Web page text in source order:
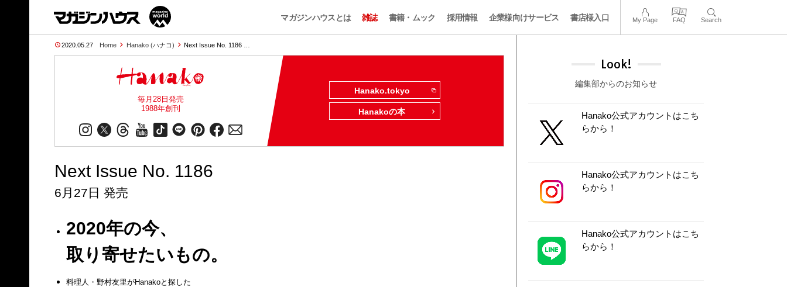
マガジンハウスとは 雑誌 書籍・ムック 採用情報 企業様向けサービス 書店様入口 My Page FAQ Search
2020.05.27 Home Hanako (ハナコ) Next Issue No. 1186 …
毎月28日発売
1988年創刊
Hanako.tokyo
Hanakoの本
Next Issue No. 1186
6月27日 発売
2020年の今、
取り寄せたいもの。
料理人・野村友里がHanakoと探した
Look!
編集部からのお知らせ
Hanako公式アカウントはこち
らから！
Hanako公式アカウントはこち
らから！
Hanako公式アカウントはこち
らから！